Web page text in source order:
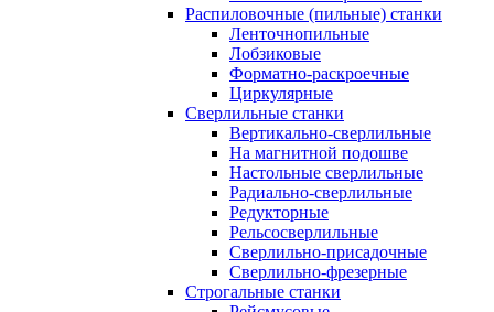
Распиловочные (пильные) станки
Ленточнопильные
Лобзиковые
Форматно-раскроечные
Циркулярные
Сверлильные станки
Вертикально-сверлильные
На магнитной подошве
Настольные сверлильные
Радиально-сверлильные
Редукторные
Рельсосверлильные
Сверлильно-присадочные
Сверлильно-фрезерные
Строгальные станки